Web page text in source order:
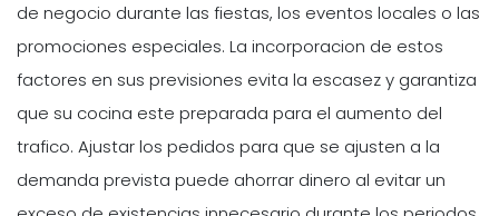
de negocio durante las fiestas, los eventos locales o las
promociones especiales. La incorporacion de estos
factores en sus previsiones evita la escasez y garantiza
que su cocina este preparada para el aumento del
trafico. Ajustar los pedidos para que se ajusten a la
demanda prevista puede ahorrar dinero al evitar un